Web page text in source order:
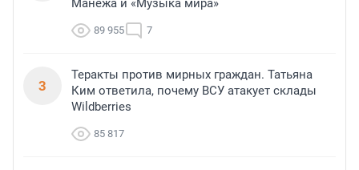
Манежа и «Музыка мира»
89 955 7
3
Теракты против мирных граждан. Татьяна
Ким ответила, почему ВСУ атакует склады
Wildberries
85 817